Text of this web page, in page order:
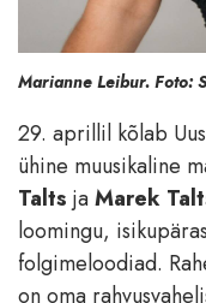
Marianne Leibur. Foto:
29. aprillil kõlab
ühine muusikaline
Talts jaMarek
loomingu,
folgimeloodiad.
on oma